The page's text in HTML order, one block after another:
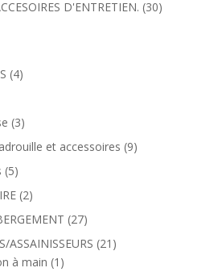
D'ENTRETIEN. (30)
(4)
(3)
et accessoires (9)
(5)
(2)
(27)
ASSAINISSEURS (21)
à main (1)